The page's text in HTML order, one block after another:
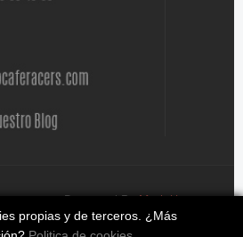
propias y de terceros. ¿Más
Designed By Modeliko